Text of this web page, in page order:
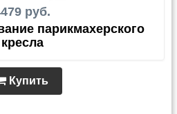
руб.
парикмахерского
кресла
Купить